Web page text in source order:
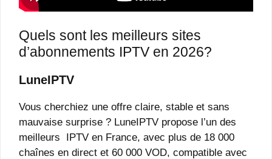
Quels sont les meilleurs sites
d’abonnements IPTV en 2026?
LuneIPTV
Vous cherchiez une offre claire, stable et sans
mauvaise surprise ? LuneIPTV propose l’un des
meilleurs IPTV en France, avec plus de 18 000
chaînes en direct et 60 000 VOD, compatible avec